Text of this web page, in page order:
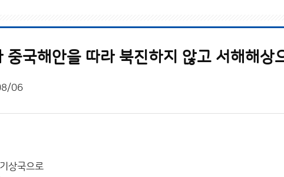
중국해안을 따라 북진하지 않고 서해해상
06
상국으로